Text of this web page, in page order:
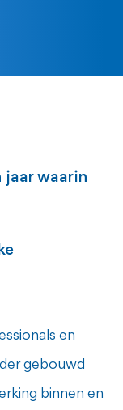
jaar waarin
en
gebouwd
binnen en